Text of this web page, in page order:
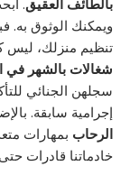
ويمكنك الوثوق
تنظيم منزلك، ليس
شغالات بالشهر في
سجلهن الجنائي
إجرامية سابقة.
الرحاب بمهارات
خادماتنا قادرات